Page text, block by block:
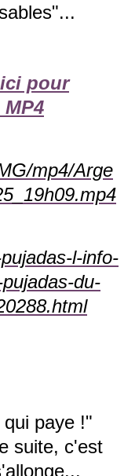
pour
mp4/Arge
l-info-
du-
paye !"
suite, c'est